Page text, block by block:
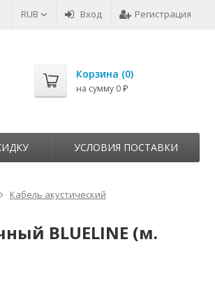
RUB Вход Регистрация
Корзина (0)
на сумму 0 ₽
УСЛОВИЯ ПОСТАВКИ
Кабель акустический
BLUELINE (м.